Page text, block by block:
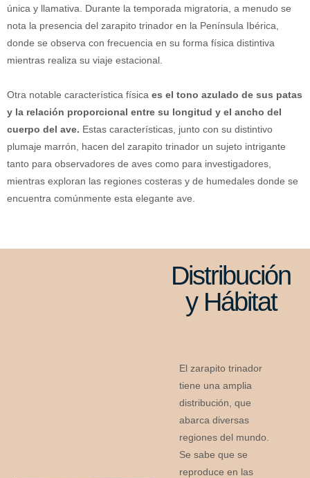
única y llamativa. Durante la temporada migratoria, a menudo se
nota la presencia del zarapito trinador en la Península Ibérica,
donde se observa con frecuencia en su forma física distintiva
mientras realiza su viaje estacional.
Otra notable característica física es el tono azulado de sus patas
y la relación proporcional entre su longitud y el ancho del
cuerpo del ave. Estas características, junto con su distintivo
plumaje marrón, hacen del zarapito trinador un sujeto intrigante
tanto para observadores de aves como para investigadores,
mientras exploran las regiones costeras y de humedales donde se
encuentra comúnmente esta elegante ave.
Distribución
y Hábitat
El zarapito trinador
tiene una amplia
distribución, que
abarca diversas
regiones del mundo.
Se sabe que se
reproduce en las